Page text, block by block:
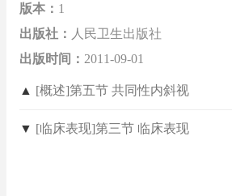
版本： 1
出版社： 人民卫生出版社
出版时间： 2011-09-01
▲ [概述]第五节 共同性内斜视
▼ [临床表现]第三节 临床表现